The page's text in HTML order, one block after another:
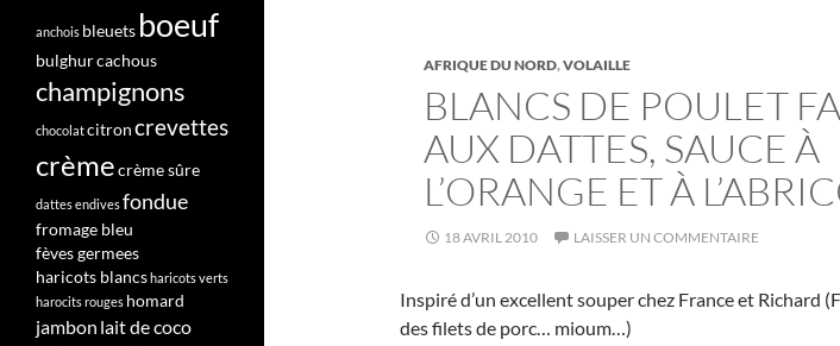
AFRIQUE DU NORD,VOLAILLE
BLANCS DE POULET
AUX DATTES, SAUCE À
L’ORANGE ET À
18 AVRIL 2010 LAISSER UN COMMENTAIRE
Inspiré d’un excellent souper chez France et Richard
des filets de porc… mioum…)
anchois bleuets boeuf
bulghurcachous
champignons
chocolatcitroncrevettes
crèmecrème sûre
dattesendivesfondue
fromage bleu
fèves germees
haricots blancsharicots verts
harocits rouges homard
jambon lait de coco